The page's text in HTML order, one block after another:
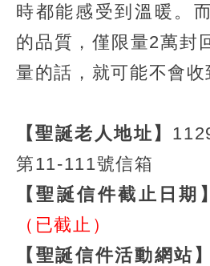
時都能感受到溫暖。
的品質，僅限量2萬封
量的話，就可能不會收
【聖誕老人地址】
第11-111號信箱
【聖誕信件截止日期】
（已截止）
【聖誕信件活動網站】